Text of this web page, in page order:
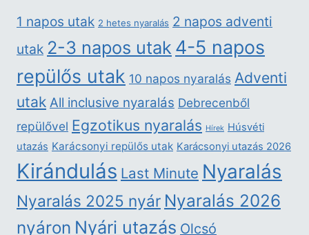
1 napos utak 2 hetes nyaralás 2 napos adventi
utak 2-3 napos utak 4-5 napos
repülős utak 10 napos nyaralás Adventi
utak All inclusive nyaralás Debrecenből
repülővel Egzotikus nyaralás Hírek Húsvéti
utazás Karácsonyi repülős utak Karácsonyi utazás 2026
Kirándulás Last Minute Nyaralás
Nyaralás 2025 nyár Nyaralás 2026
nyáron Nyári utazás Olcsó